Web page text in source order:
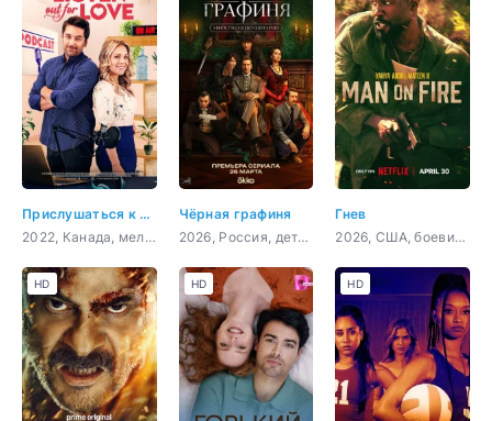
Прислушаться к любви
2022, Канада, мелодрама, комедия
Чёрная графиня
2026, Россия, детектив, триллер
Гнев
2026, США, боевик, триллер, драма, криминал
HD HD HD